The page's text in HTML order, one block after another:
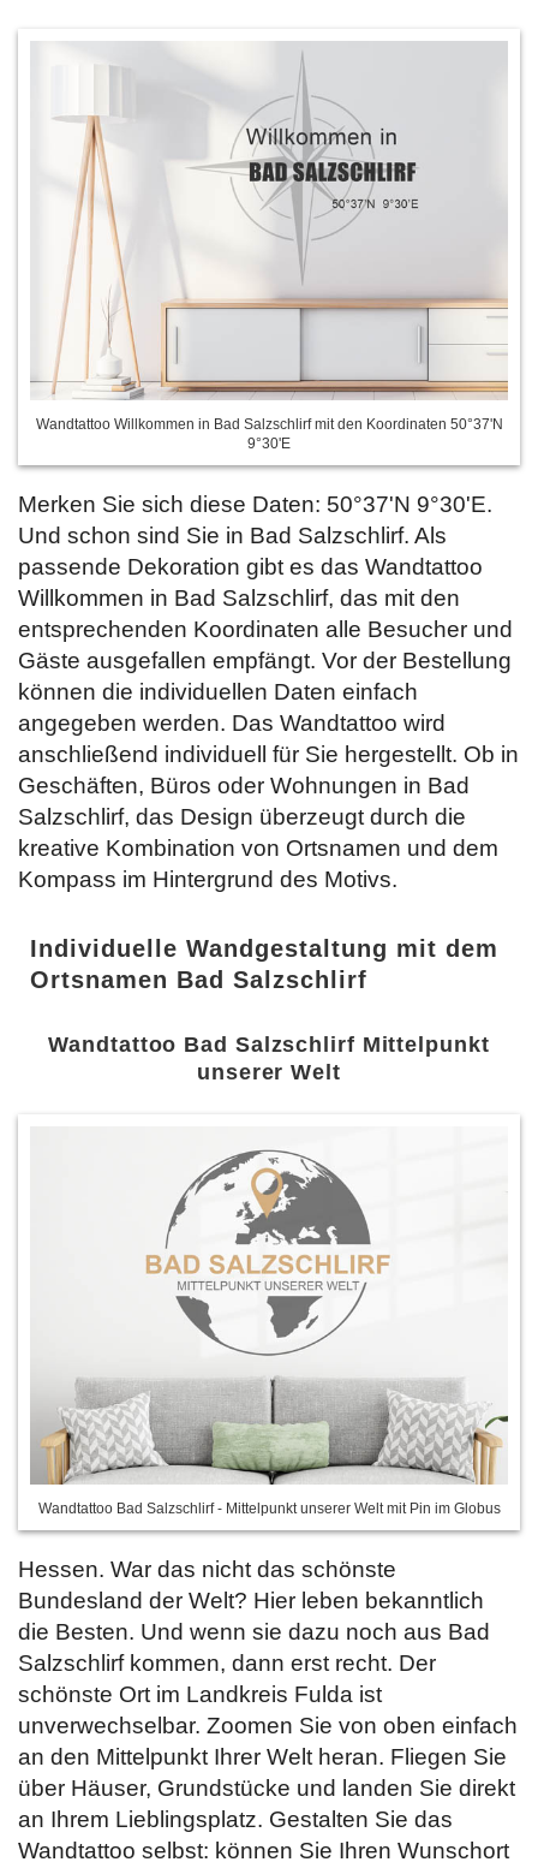
Wandtattoo Willkommen in Bad Salzschlirf mit den Koordinaten 50°37'N
9°30'E
Merken Sie sich diese Daten: 50°37'N 9°30'E.
Und schon sind Sie in Bad Salzschlirf. Als
passende Dekoration gibt es das Wandtattoo
Willkommen in Bad Salzschlirf, das mit den
entsprechenden Koordinaten alle Besucher und
Gäste ausgefallen empfängt. Vor der Bestellung
können die individuellen Daten einfach
angegeben werden. Das Wandtattoo wird
anschließend individuell für Sie hergestellt. Ob in
Geschäften, Büros oder Wohnungen in Bad
Salzschlirf, das Design überzeugt durch die
kreative Kombination von Ortsnamen und dem
Kompass im Hintergrund des Motivs.
Individuelle Wandgestaltung mit dem
Ortsnamen Bad Salzschlirf
Wandtattoo Bad Salzschlirf Mittelpunkt
unserer Welt
Wandtattoo Bad Salzschlirf - Mittelpunkt unserer Welt mit Pin im Globus
Hessen. War das nicht das schönste
Bundesland der Welt? Hier leben bekanntlich
die Besten. Und wenn sie dazu noch aus Bad
Salzschlirf kommen, dann erst recht. Der
schönste Ort im Landkreis Fulda ist
unverwechselbar. Zoomen Sie von oben einfach
an den Mittelpunkt Ihrer Welt heran. Fliegen Sie
über Häuser, Grundstücke und landen Sie direkt
an Ihrem Lieblingsplatz. Gestalten Sie das
Wandtattoo selbst: können Sie Ihren Wunschort